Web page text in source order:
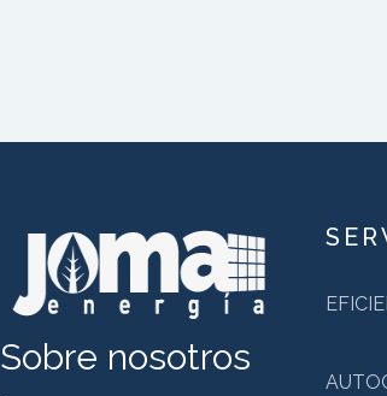
Sobre nosotros